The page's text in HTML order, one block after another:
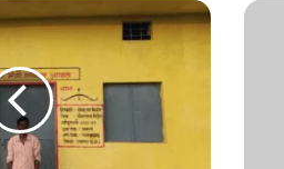
मुख्यमंत्री